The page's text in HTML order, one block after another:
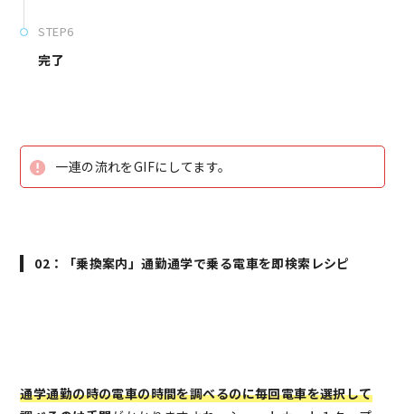
STEP6
完了
一連の流れをGIFにしてます。
02：「乗換案内」通勤通学で乗る電車を即検索レシピ
通学通勤の時の電車の時間を調べるのに毎回電車を選択して